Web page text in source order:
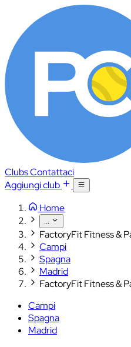
ClubsContattaci
Aggiungi club
Home
...
FactoryFit Fitness &
Campi
Spagna
Madrid
FactoryFit Fitness &
Campi
Spagna
Madrid